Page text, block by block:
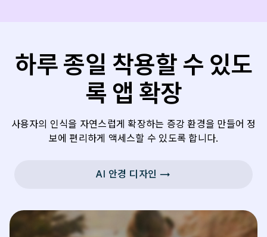
하루 종일 착용할 수 있도
록 앱 확장
사용자의 인식을 자연스럽게 확장하는 증강 환경을 만들어 정
보에 편리하게 액세스할 수 있도록 합니다.
AI 안경 디자인 →